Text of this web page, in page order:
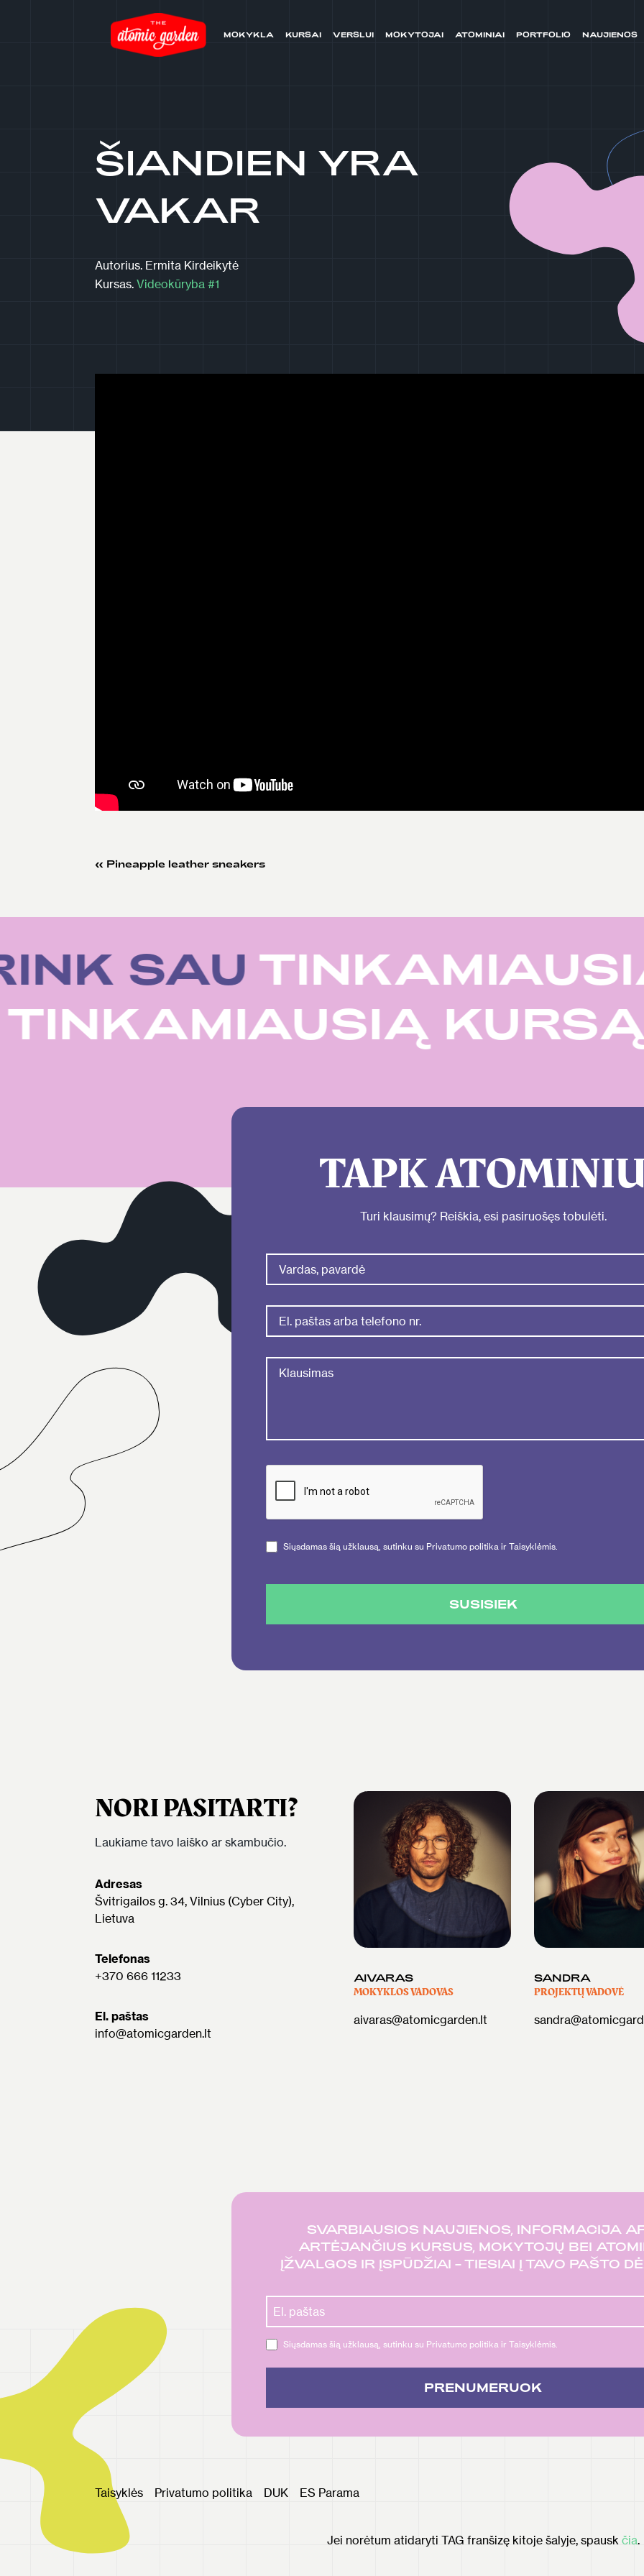
MOKYKLA KURSAI VERSLUI MOKYTOJAI ATOMINIAI PORTFOLIO NAUJIENOS
ŠIANDIEN YRA
VAKAR
Autorius. Ermita Kirdeikytė
Kursas. Videokūryba #1
« Pineapple leather sneakers
SAU
TINKAMIAUSIĄ
TAPK
Turi klausimų? Reiškia, esi pasiruošęs tobulėti.
Siųsdamas šią užklausą, sutinku su Privatumo politika ir Taisyklėmis.
SUSISIEK
NORI PASITARTI?
Laukiame tavo laiško ar skambučio.
Adresas
Švitrigailos g. 34, Vilnius (Cyber City),
Lietuva
Telefonas
+370 666 11233
El. paštas
info@atomicgarden.lt
AIVARAS
MOKYKLOS VADOVAS
aivaras@atomicgarden.lt
SANDRA
PROJEKTŲ VADOVĖ
SVARBIAUSIOS NAUJIENOS, INFORMACIJA
ARTĖJANČIUS KURSUS, MOKYTOJŲ BEI
ĮŽVALGOS IR ĮSPŪDŽIAI – TIESIAI Į TAVO PAŠTO
Siųsdamas šią užklausą, sutinku su Privatumo politika ir Taisyklėmis.
PRENUMERUOK
Taisyklės Privatumo politika DUK ES Parama
Jei norėtum atidaryti TAG franšizę kitoje šalyje, spausk čia.